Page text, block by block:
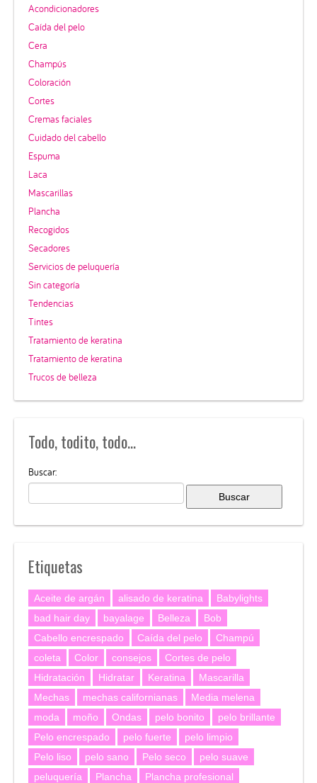
Acondicionadores
Caída del pelo
Cera
Champús
Coloración
Cortes
Cremas faciales
Cuidado del cabello
Espuma
Laca
Mascarillas
Plancha
Recogidos
Secadores
Servicios de peluquería
Sin categoría
Tendencias
Tintes
Tratamiento de keratina
Tratamiento de keratina
Trucos de belleza
Todo, todito, todo…
Buscar:
Etiquetas
Aceite de argán alisado de keratina
Babylights
bad hair day
bayalage Belleza
Bob
Cabello encrespado
Caída del pelo
Champú
coleta
Color consejos
Cortes de pelo
Hidratación
Hidratar Keratina
Mascarilla
Mechas
mechas californianas
Media melena
moda
moño Ondas pelo bonito
pelo brillante
Pelo encrespado
pelo fuerte
pelo limpio
Pelo liso
pelo sano Pelo seco
pelo suave
peluquería
Plancha
Plancha profesional